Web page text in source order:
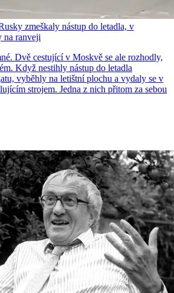
zmeškaly nástup do letadla, v
na ranveji
Dvě cestující v Moskvě se ale rozhodly,
Když nestihly nástup do letadla
vyběhly na letištní plochu a vydaly se v
strojem. Jedna z nich přitom za sebou